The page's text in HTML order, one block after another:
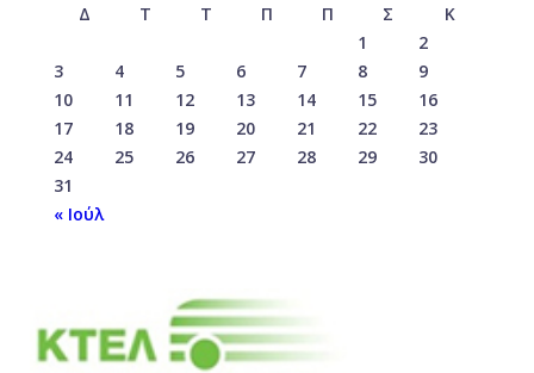
Δ
Τ Τ Π Π Σ
Κ
1
2
3
4 5 6 7 8
9
10
11 12 13 14 15
16
17
18 19 20 21 22
23
24
25 26 27 28 29
30
31
« Ιούλ